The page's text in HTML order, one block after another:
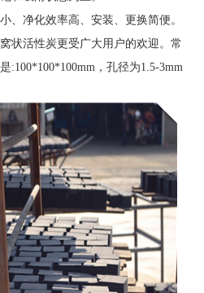
、净化效率高、安装、更换简便。
状活性炭更受广大用户的欢迎。常
:100*100*100mm，孔径为1.5-3mm